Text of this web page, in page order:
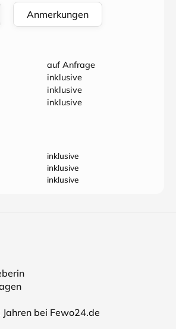
Anmerkungen
auf Anfrage
inklusive
inklusive
inklusive
inklusive
inklusive
inklusive
Jahren bei Fewo24.de